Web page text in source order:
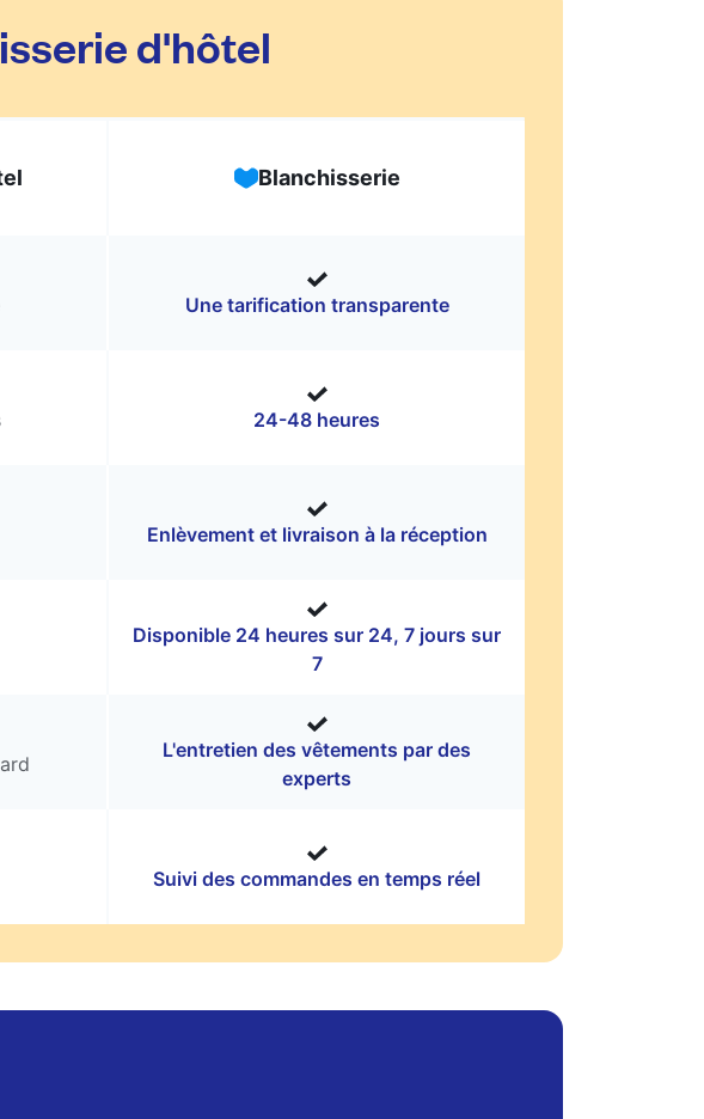
d'hôtel
Blanchisserie
Une tarification transparente
24-48 heures
Enlèvement et livraison à la réception
Disponible 24 heures sur 24, 7 jours sur
7
L'entretien des vêtements par des
experts
Suivi des commandes en temps réel